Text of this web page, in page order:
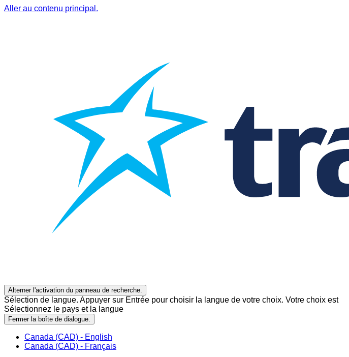
Aller au contenu principal.
Alterner l'activation du panneau de recherche.
Sélection de langue. Appuyer sur Entrée pour choisir la langue de votre choix. Votre choix est
Sélectionnez le pays et la langue
Fermer la boîte de dialogue.
Canada (CAD) - English
Canada (CAD) - Français